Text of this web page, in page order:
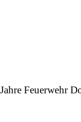
Feuerwehr